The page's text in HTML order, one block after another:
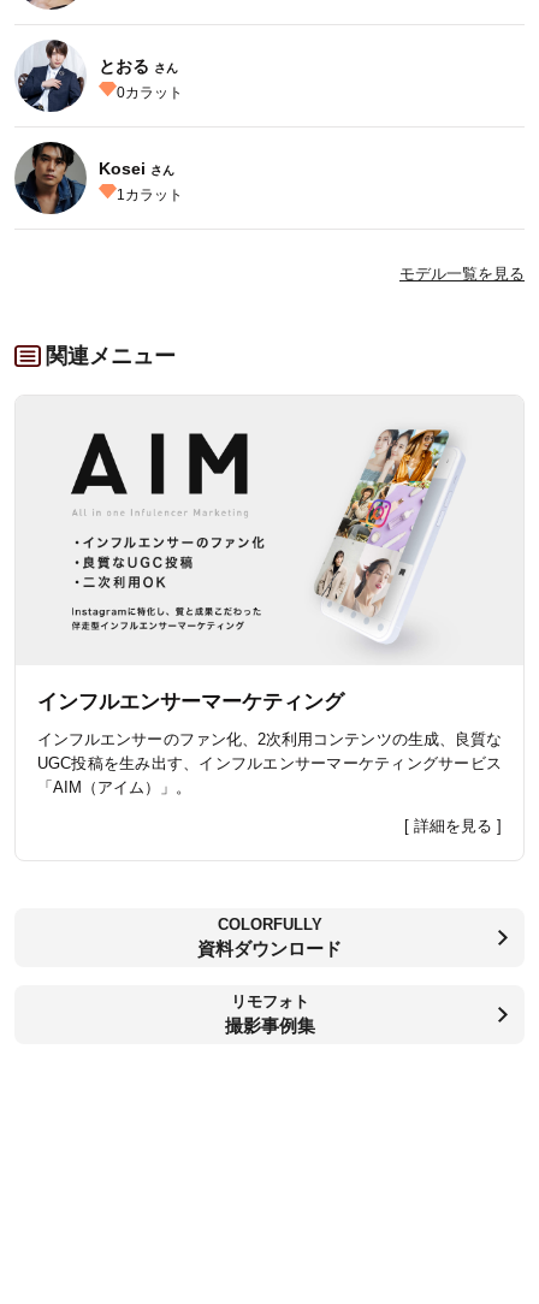
とおる さん
0カラット
Kosei さん
1 カラット
モデル一覧を見る
関連メニュー
インフルエンサーマーケティング
インフルエンサーのファン化、2次利用コンテンツの生成、良質な
UGC投稿を生み出す、インフルエンサーマーケティングサービス
「AIM（アイム）」。
[ 詳細を見る ]
COLORFULLY
資料ダウンロード
リモフォト
撮影事例集